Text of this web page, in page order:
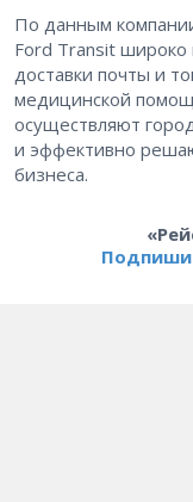
По данным
Ford Transit широко
доставки почты и
медицинской
осуществляют
и эффективно
бизнеса.